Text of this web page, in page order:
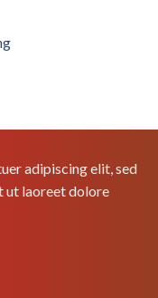
adipiscing elit, sed
ut laoreet dolore